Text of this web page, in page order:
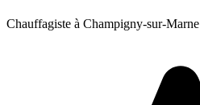
Chauffagiste à Champigny-sur-Marne